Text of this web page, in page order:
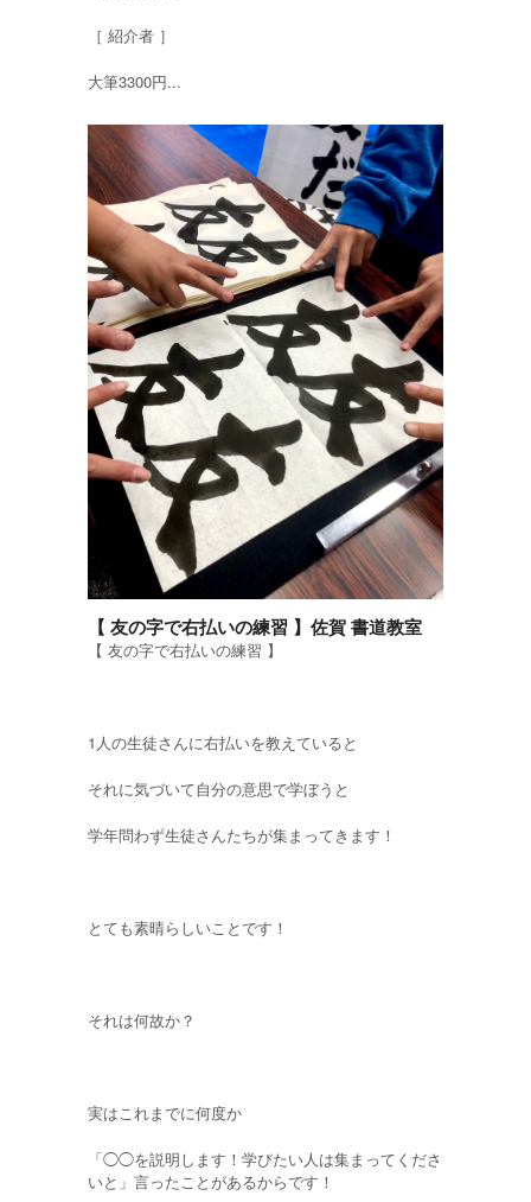
［ 紹介者 ］
大筆3300円...
【 友の字で右払いの練習 】佐賀 書道教室
【 友の字で右払いの練習 】
1人の生徒さんに右払いを教えていると
それに気づいて自分の意思で学ぼうと
学年問わず生徒さんたちが集まってきます！
とても素晴らしいことです！
それは何故か？
実はこれまでに何度か
「◯◯を説明します！学びたい人は集まってくださ
いと」言ったことがあるからです！